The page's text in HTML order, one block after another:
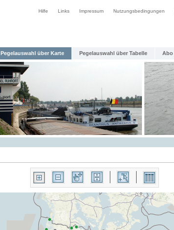
Hilfe Links Impressum Nutzungsbedingungen
Pegelauswahl über Karte Pegelauswahl über Tabelle Abo